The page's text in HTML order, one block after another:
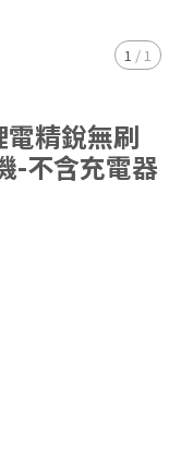
1 / 1
精銳無刷
-不含充電器